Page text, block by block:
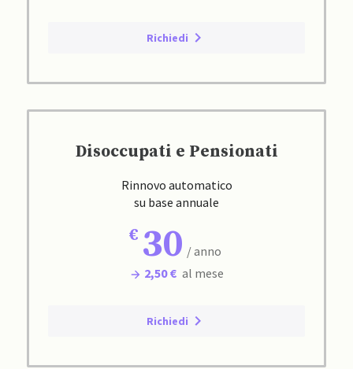
Richiedi
Disoccupati e Pensionati
Rinnovo automatico
su base annuale
30 / anno
2,50 € al mese
Richiedi